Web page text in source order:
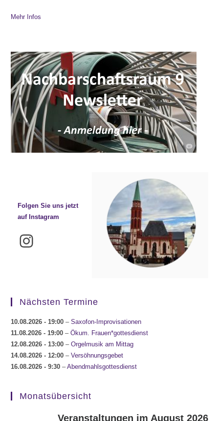
Mehr Infos
Folgen Sie uns jetzt
auf Instagram
Instagram
Nächsten Termine
10.08.2026 - 19:00 –Saxofon-Improvisationen
11.08.2026 - 19:00 –Ökum. Frauen*gottesdienst
12.08.2026 - 13:00 –Orgelmusik am Mittag
14.08.2026 - 12:00 –Versöhnungsgebet
16.08.2026 - 9:30 –Abendmahlsgottesdienst
Monatsübersicht
Veranstaltungen im August 2026